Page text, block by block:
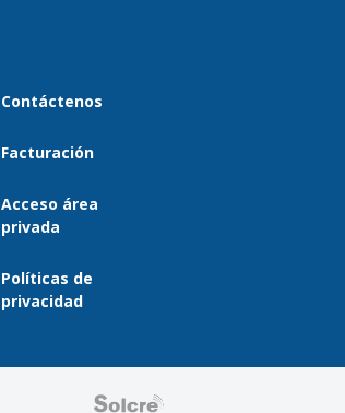
Contáctenos
Facturación
Acceso área
privada
Políticas de
privacidad